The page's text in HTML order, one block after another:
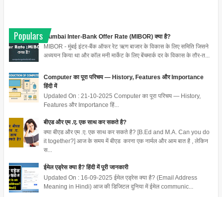
Populars
Mumbai Inter-Bank Offer Rate (MIBOR) क्या है?
MIBOR - मुंबई इंटर-बैंक ऑफर रेट ऋण बाजार के विकास के लिए समिति जिसने
अध्ययन किया था और कॉल मनी मार्केट के लिए बेंचमार्क दर के विकास के तौर-त...
Computer का पूरा परिचय — History, Features और Importance
हिंदी में
Updated On : 21-10-2025 Computer का पूरा परिचय — History,
Features और Importance हिं...
बीएड और एम .ए. एक साथ कर सकते है?
क्या बीएड और एम .ए. एक साथ कर सकते है? [B.Ed and M.A. Can you do
it together?] आज के समय में बीएड करना एक नार्मल और आम बात है , लेकिन
स...
ईमेल एड्रेस क्या है? हिंदी में पूरी जानकारी
Updated On : 16-09-2025 ईमेल एड्रेस क्या है? (Email Address
Meaning in Hindi) आज की डिजिटल दुनिया में ईमेल communic...